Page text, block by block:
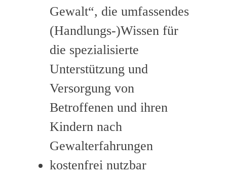
Gewalt“, die umfassendes
(Handlungs-)Wissen für
die spezialisierte
Unterstützung und
Versorgung von
Betroffenen und ihren
Kindern nach
Gewalterfahrungen
kostenfrei nutzbar